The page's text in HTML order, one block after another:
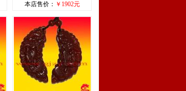
本店售价： ￥1902元